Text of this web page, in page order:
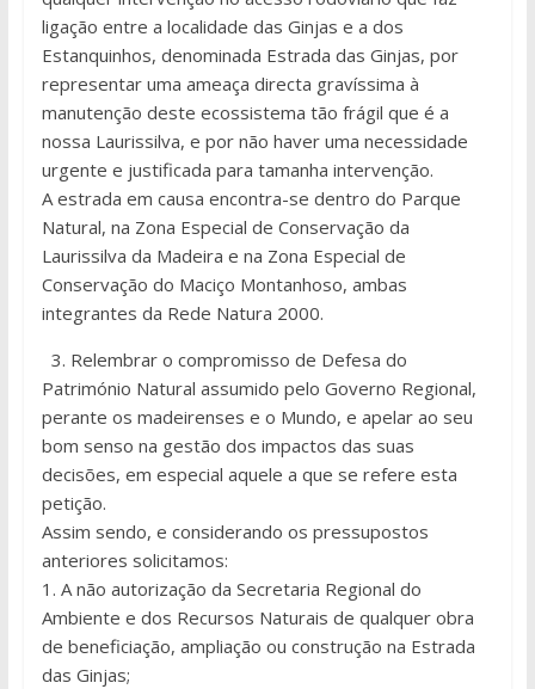
ligação entre a localidade das Ginjas e a dos
Estanquinhos, denominada Estrada das Ginjas, por
representar uma ameaça directa gravíssima à
manutenção deste ecossistema tão frágil que é a
nossa Laurissilva, e por não haver uma necessidade
urgente e justificada para tamanha intervenção.
A estrada em causa encontra-se dentro do Parque
Natural, na Zona Especial de Conservação da
Laurissilva da Madeira e na Zona Especial de
Conservação do Maciço Montanhoso, ambas
integrantes da Rede Natura 2000.
3. Relembrar o compromisso de Defesa do
Património Natural assumido pelo Governo Regional,
perante os madeirenses e o Mundo, e apelar ao seu
bom senso na gestão dos impactos das suas
decisões, em especial aquele a que se refere esta
petição.
Assim sendo, e considerando os pressupostos
anteriores solicitamos:
1. A não autorização da Secretaria Regional do
Ambiente e dos Recursos Naturais de qualquer obra
de beneficiação, ampliação ou construção na Estrada
das Ginjas;